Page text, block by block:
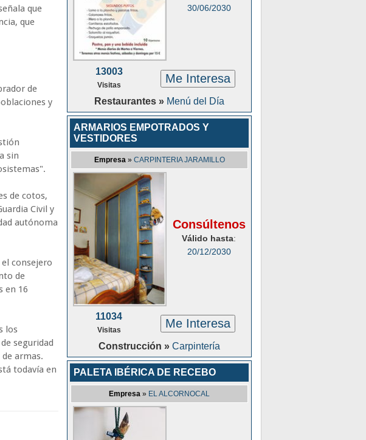
que
que
de
y
sin
de cotos,
Civil y
autónoma
consejero
de
en 16
los
seguridad
armas.
todavía en
30/06/2030
13003
Visitas Me Interesa
Restaurantes » Menú del Día
ARMARIOS EMPOTRADOS Y
VESTIDORES
Empresa » CARPINTERIA JARAMILLO
Consúltenos
Válido hasta:
20/12/2030
11034
Visitas Me Interesa
Construcción » Carpintería
PALETA IBÉRICA DE RECEBO
Empresa » EL ALCORNOCAL